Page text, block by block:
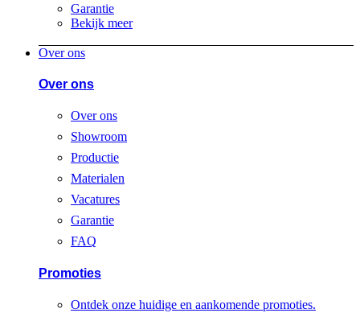
Garantie
Bekijk meer
Over ons
Over ons
Over ons
Showroom
Productie
Materialen
Vacatures
Garantie
FAQ
Promoties
Ontdek onze huidige en aankomende promoties.